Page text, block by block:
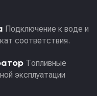
Подключение к воде и
соответствия.
Топливные
эксплуатации